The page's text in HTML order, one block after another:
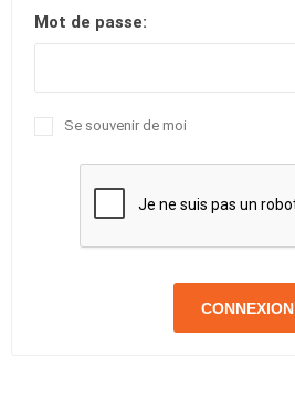
Mot de passe:
Se souvenir de moi
CONNEXION